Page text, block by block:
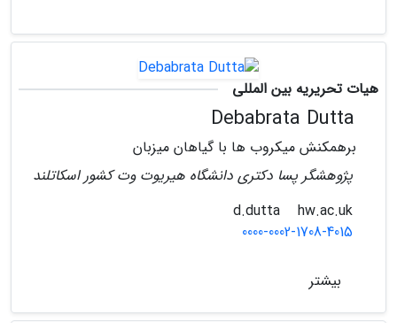
هیات تحریریه بین المللی
برهمکنش میکروب ها با گیاهان میزبان
پژوهشگر پسا دکتری دانشگاه هیریوت وت کشور اسکاتلند
hw.ac.uk
0000-0002-1708-4015
بیشتر